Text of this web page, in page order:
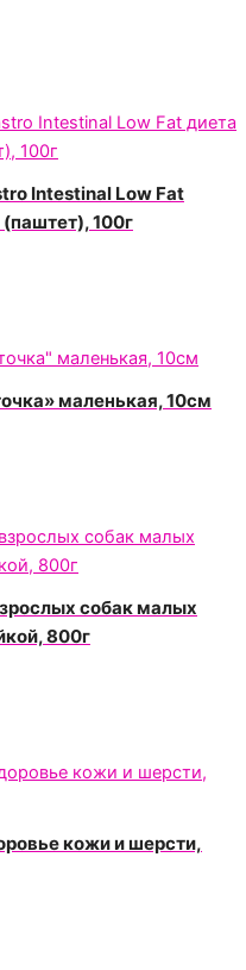
Intestinal Low Fat
100г
маленькая, 10см
собак малых
800г
кожи и шерсти,